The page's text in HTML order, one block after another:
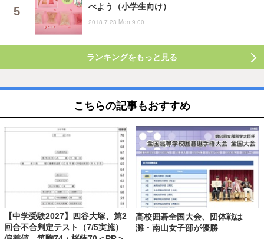
べよう（小学生向け）
2018.7.23 Mon 9:00
ランキングをもっと見る
こちらの記事もおすすめ
【中学受験2027】四谷大塚、第2
回合不合判定テスト（7/5実施）
高校囲碁全国大会、団体戦は
灘・南山女子部が優勝